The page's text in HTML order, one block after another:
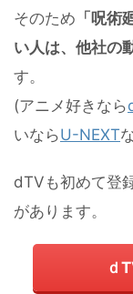
そのため 「呪
い人は、他社の
す。
(アニメ好きなら
いならU-NEXT
dTVも初めて登
があります。
ｄ